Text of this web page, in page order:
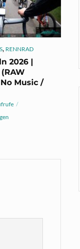
, RENNRAD
2026 |
Music /